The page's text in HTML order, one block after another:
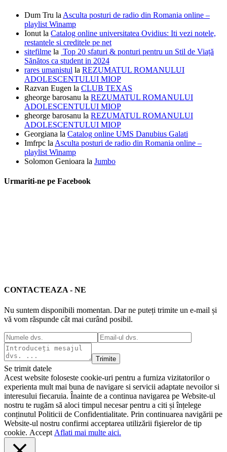
Dum Tru la Asculta posturi de radio din Romania online –
playlist Winamp
Ionut la Catalog online universitatea Ovidius: Iti vezi notele,
restantele si creditele pe net
sitefilme la Top 20 sfaturi & ponturi pentru un Stil de Viață
Sănătos ca student in 2024
rares umanistul la REZUMATUL ROMANULUI
ADOLESCENTULUI MIOP
Razvan Eugen la CLUB TEXAS
gheorge barosanu la REZUMATUL ROMANULUI
ADOLESCENTULUI MIOP
gheorge barosanu la REZUMATUL ROMANULUI
ADOLESCENTULUI MIOP
Georgiana la Catalog online UMS Danubius Galati
Imfrpc la Asculta posturi de radio din Romania online –
playlist Winamp
Solomon Genioara la Jumbo
Urmariti-ne pe Facebook
CONTACTEAZA - NE
Nu suntem disponibili momentan. Dar ne puteți trimite un e-mail și
vă vom răspunde cât mai curând posibil.
Trimite
Se trimit datele
Acest website foloseste cookie-uri pentru a furniza vizitatorilor o
experienta mult mai buna de navigare si servicii adaptate nevoilor si
interesului fiecaruia. Înainte de a continua navigarea pe Website-ul
nostru te rugăm să aloci timpul necesar pentru a citi și înțelege
conținutul Politicii de Confidentialitate. Prin continuarea navigării pe
Website-ul nostru confirmi acceptarea utilizării fişierelor de tip
cookie. Accept Aflati mai multe aici.